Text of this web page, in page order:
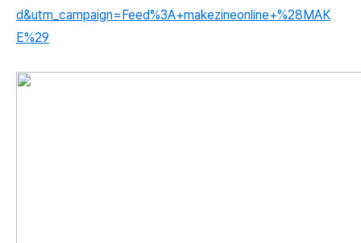
d&utm_campaign=Feed%3A+makezineonline+%28MAK
E%29